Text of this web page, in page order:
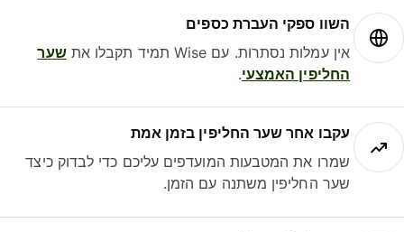
השוו ספקי העברת כספים
אין עמלות נסתרות. עם Wise תמיד תקבלו את
שער
החליפין האמצעי.
עקבו אחר שער החליפין בזמן אמת
שמרו את המטבעות המועדפים עליכם כדי לבדוק כיצד
שער החליפין משתנה עם הזמן.